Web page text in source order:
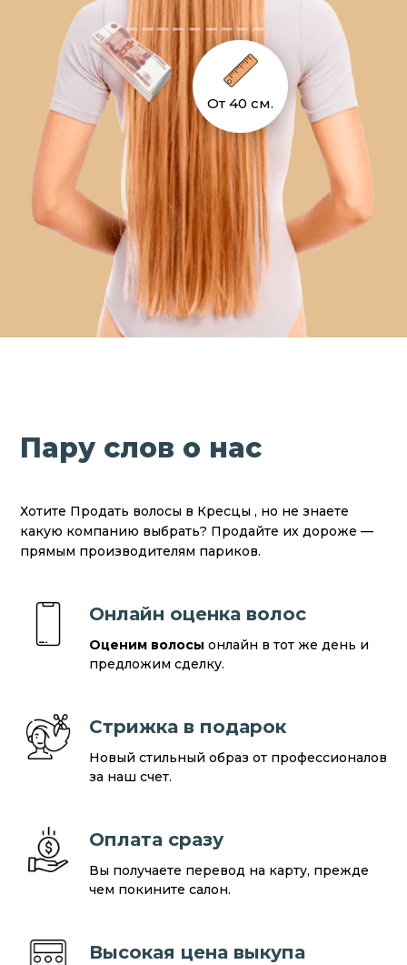
От 40 см.
Пару слов о нас
Хотите Продать волосы в Кресцы , но не знаете
какую компанию выбрать? Продайте их дороже —
прямым производителям париков.
Онлайн оценка волос
Оценим волосы онлайн в тот же день и
предложим сделку.
Стрижка в подарок
Новый стильный образ от профессионалов
за наш счет.
Оплата сразу
Вы получаете перевод на карту, прежде
чем покините салон.
Высокая цена выкупа